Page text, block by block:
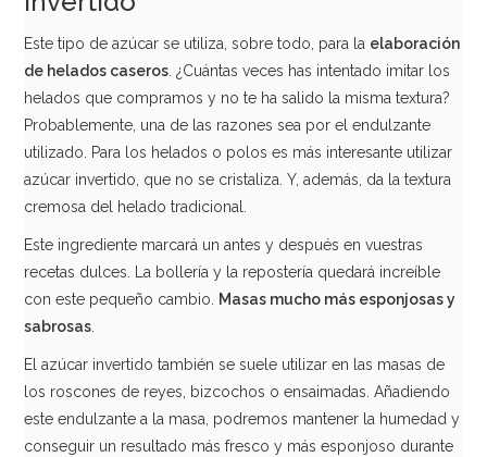
Este tipo de azúcar se utiliza, sobre todo, para la elaboración
de helados caseros . ¿Cuántas veces has intentado imitar los
helados que compramos y no te ha salido la misma textura?
Probablemente, una de las razones sea por el endulzante
utilizado. Para los helados o polos es más interesante utilizar
azúcar invertido, que no se cristaliza. Y, además, da la textura
cremosa del helado tradicional.
Este ingrediente marcará un antes y después en vuestras
recetas dulces. La bollería y la repostería quedará increíble
con este pequeño cambio.
Masas mucho más esponjosas y
sabrosas
El azúcar invertido también se suele utilizar en las masas de
los roscones de reyes, bizcochos o ensaimadas. Añadiendo
este endulzante a la masa, podremos mantener la humedad y
conseguir un resultado más fresco y más esponjoso durante